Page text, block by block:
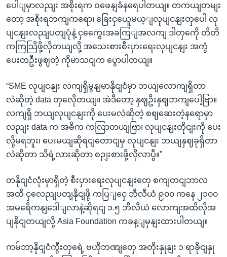
ပေါျမှာလညျး အစိုးရက ဝဖေနျခံနရေပါတယျ။ တကယျတမျး
တော့ အစိုးရဘကျကရော၊ ခြေးငှယေူမယ့ျလုပျငနျးတှပေါ လု
ပျငနျးလညျပတျပုံနဲ့ ငှကွေေးအခကြျအလကျ ဒါတှကေို တိတိ
ကကြသြိဖို့လိုတယျလို့ အသေးစားစီးပှားရေးလုပျငနျး အကွံ
ပေးတဦးဖွဈတဲ့ ကိုမာသငျက ပွောပါတယျ။
“SME လုပျငနျး လကျရှိမွနျမာနိုငျငံမှာ ဘယျလောကျရှိတာ
လဲဆိုတဲ့ data တှလေိုတယျ။ အဲဒီတော့ နှဈဦးနှဈဘကျပေါ့ဗြာ။
လကျရှိ ဘယျလုပျငနျးကို ပေးမလဲဆိုတဲ့ စဈဆေးတဲ့နရောမှာ
လညျး data က အဓိက ကလြာတယျဗြာ၊ လုပျငနျးတိုငျးကို ပေး
လို့မရဘူး၊ ပေးမယျဆိုရငျတောငျမှ လုပျငနျး ဘယျနှဈခုရှိတာ
လဲဆိုတာ သိရဲ့လားဆိုတာ စဉျးစားဖို့လိုလာပွီ။”
တနိုငျငံလုံးမှာရှိတဲ့ စီးပှားရေးလုပျငနျးတှေ စကျတငျဘာလ
အထိ ငှလေညျပတျနိုငျဖို့ ကပြျငှေ ဘီလီယံ ၉၀၀ ကနေ ၂၁၀၀
အမရေိကနျဒေါျလာနဲ့ဆိုရငျ ၁.၅ ဘီလီယံ လောကျအထိလိုအ
ပျနိုငျတယျလို့ Asia Foundation ကခန့ျမှနျးထားပါတယျ။
ကမ်ဘာ့နိုငျငံကွီးတှရေဲ့ ဗဟိုဘဏျတှေ အတိုးနှုနျး ၁ ရာခိုငျနှု